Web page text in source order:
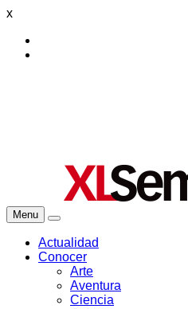
x
Menu
Actualidad
Conocer
Arte
Aventura
Ciencia